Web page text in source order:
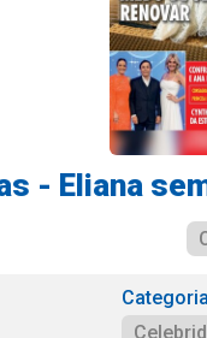
- Eliana
Categoria